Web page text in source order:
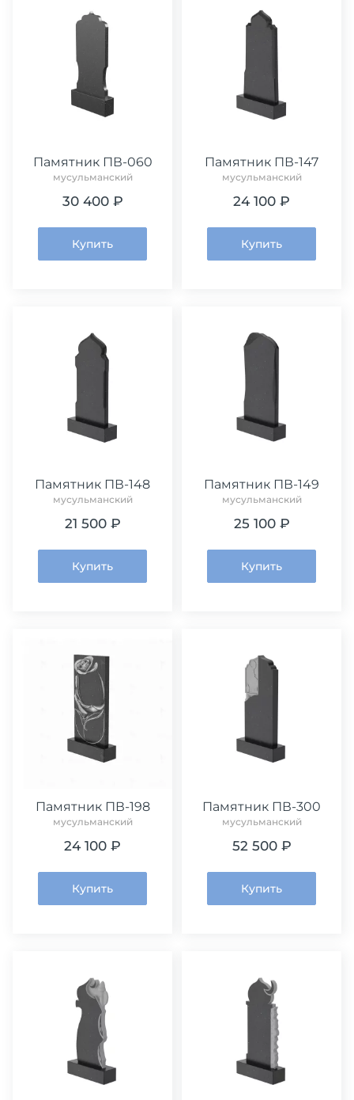
Памятник ПВ-060
мусульманский
30 400 ₽
Купить
Памятник ПВ-147
мусульманский
24 100 ₽
Купить
Памятник ПВ-148
мусульманский
21 500 ₽
Купить
Памятник ПВ-149
мусульманский
25 100 ₽
Купить
Памятник ПВ-198
мусульманский
24 100 ₽
Купить
Памятник ПВ-300
мусульманский
52 500 ₽
Купить